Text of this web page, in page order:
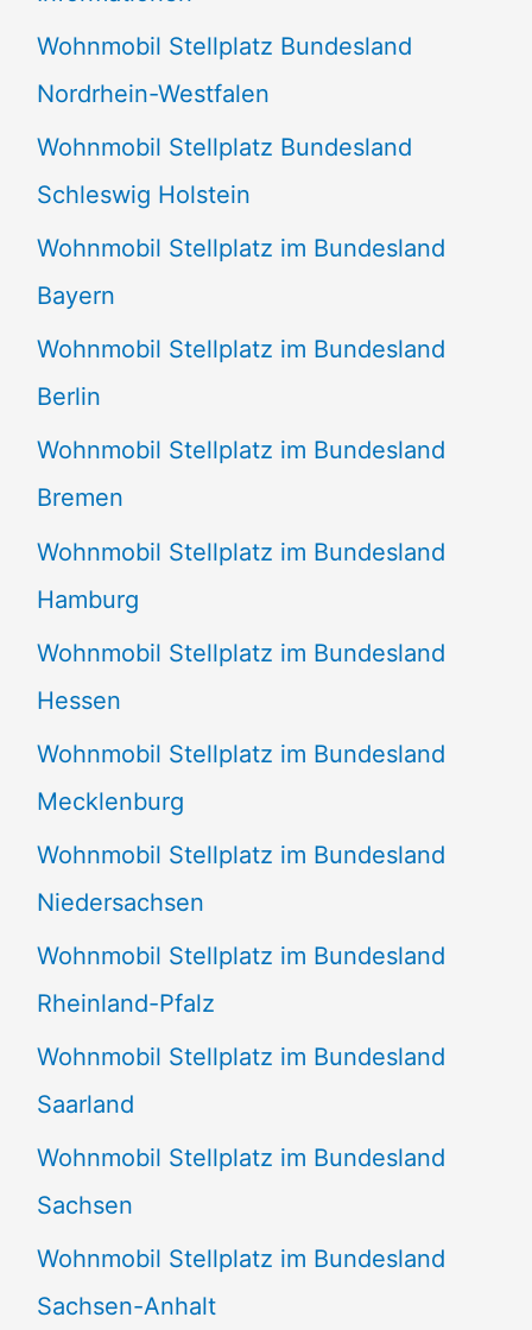
n
n
a
c
h
:
Wohnmobil Stellplatz Bundesland
Nordrhein-Westfalen
Wohnmobil Stellplatz Bundesland
Schleswig Holstein
Wohnmobil Stellplatz im Bundesland
Bayern
Wohnmobil Stellplatz im Bundesland
Berlin
Wohnmobil Stellplatz im Bundesland
Bremen
Wohnmobil Stellplatz im Bundesland
Hamburg
Wohnmobil Stellplatz im Bundesland
Hessen
Wohnmobil Stellplatz im Bundesland
Mecklenburg
Wohnmobil Stellplatz im Bundesland
Niedersachsen
Wohnmobil Stellplatz im Bundesland
Rheinland-Pfalz
Wohnmobil Stellplatz im Bundesland
Saarland
Wohnmobil Stellplatz im Bundesland
Sachsen
Wohnmobil Stellplatz im Bundesland
Sachsen-Anhalt